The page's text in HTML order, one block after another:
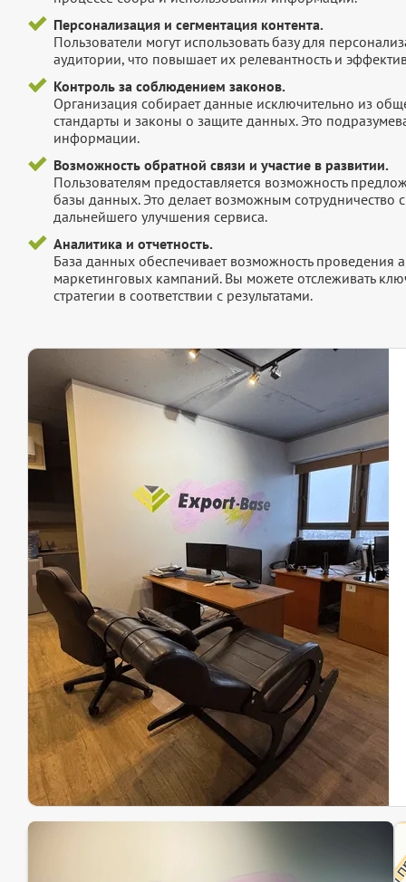
Персонализация и сегментация контента.
Пользователи могут использовать базу для
аудитории, что повышает их релевантность и
Контроль за соблюдением законов.
Организация собирает данные исключительно из
стандарты и законы о защите данных. Это
информации.
Возможность обратной связи и участие в развитии.
Пользователям предоставляется возможность
базы данных. Это делает возможным сотрудничество
дальнейшего улучшения сервиса.
Аналитика и отчетность.
База данных обеспечивает возможность проведения
маркетинговых кампаний. Вы можете отслеживать
стратегии в соответствии с результатами.